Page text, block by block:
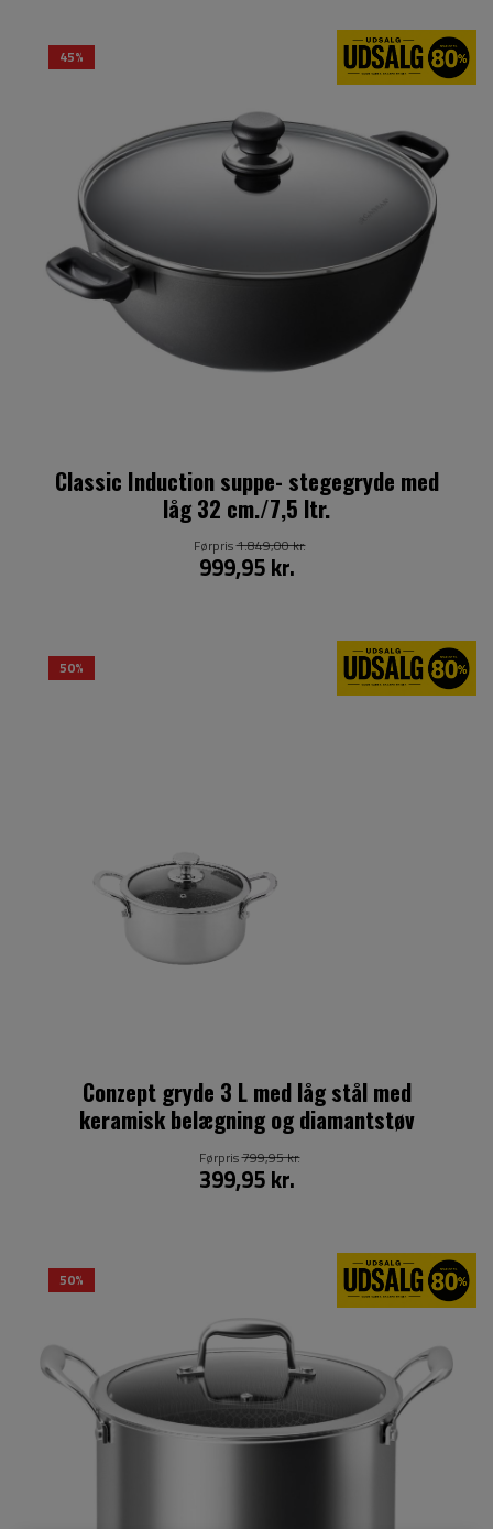
45%
Classic Induction suppe- stegegryde med
låg 32 cm./7,5 ltr.
999,95 kr.
Førpris1.849,00 kr.
50%
Conzept gryde 3 L med låg stål med
keramisk belægning og diamantstøv
399,95 kr.
Førpris799,95 kr.
50%